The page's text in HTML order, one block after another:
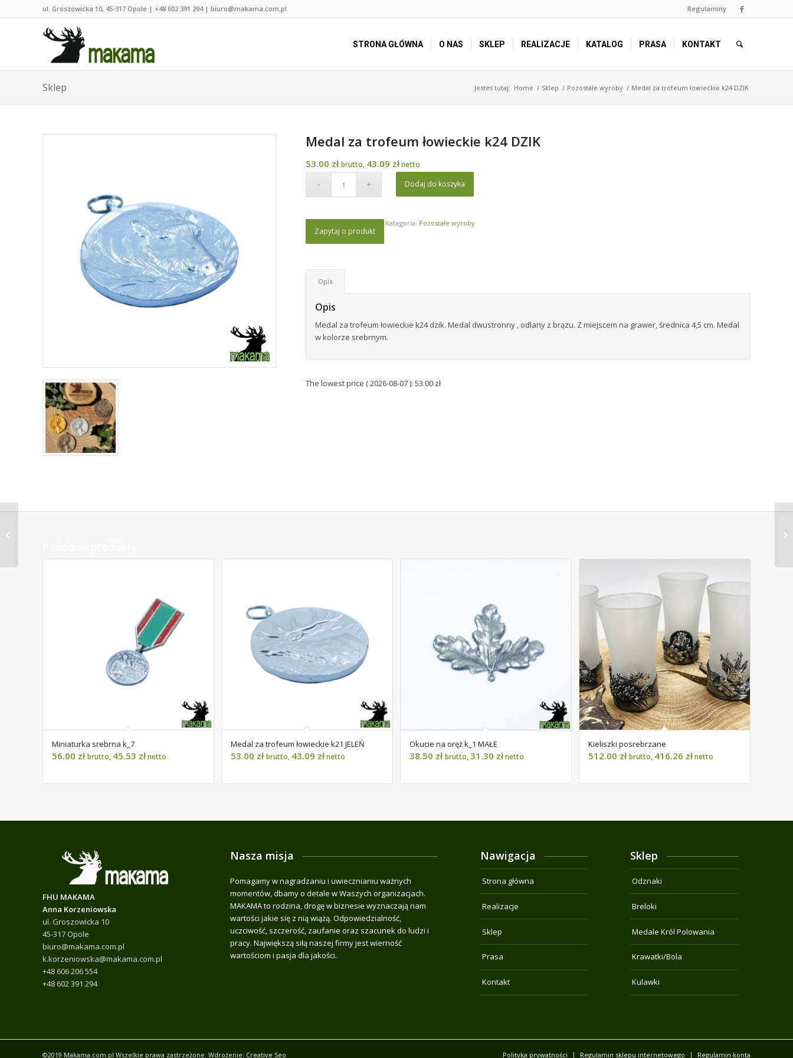
Regulaminy
ul. Groszowicka 10, 45-317 Opole | +48 602 391 294 | biuro@makama.com.pl
STRONA GŁÓWNA O NAS SKLEP REALIZACJE KATALOG PRASA KONTAKT
Sklep Jesteś tutaj: Home / Sklep / Pozostałe wyroby / Medal za trofeum łowieckie k24 DZIK
Medal za trofeum łowieckie k24 DZIK
53.00 zł brutto, 43.09 złnetto
Dodaj do koszyka
Kategoria: Pozostałe wyroby
Zapytaj o produkt
Opis
Opis
Medal za trofeum łowieckie k24 dzik. Medal dwustronny , odlany z brązu. Z miejscem na grawer, średnica 4,5 cm. Medal
w kolorze srebrnym.
The lowest price (2026-08-07): 53.00 zł
Miniaturka srebrna k_7
56.00 zł brutto, 45.53 złnetto
Medal za trofeum łowieckie k21 JELEŃ
53.00 zł brutto, 43.09 złnetto
Okucie na oręż k_1 MAŁE
38.50 zł brutto,31.30 złnetto
Kieliszki posrebrzane
512.00 zł brutto, 416.26 złnetto
FHU MAKAMA
Anna Korzeniowska
ul. Groszowicka 10
45-317 Opole
biuro@makama.com.pl
k.korzeniowska@makama.com.pl
+48 606 206 554
+48 602 391 294
Nasza misja
Pomagamy w nagradzaniu i uwiecznianiu ważnych
momentów, dbamy o detale w Waszych organizacjach.
MAKAMA to rodzina, drogę w biznesie wyznaczają nam
wartości jakie się z nią wiążą. Odpowiedzialność,
uczciwość, szczerość, zaufanie oraz szacunek do ludzi i
pracy. Największą siłą naszej firmy jest wierność
wartościom i pasja dla jakości.
Nawigacja
Strona główna
Realizacje
Sklep
Prasa
Kontakt
Sklep
Odznaki
Breloki
Medale Król Polowania
Krawatki/Bola
Kulawki
©2019 Makama.com.pl Wszelkie prawa zastrzeżone. Wdrożenie: Creative Seo Polityka prywatności Regulamin sklepu internetowego Regulamin konta